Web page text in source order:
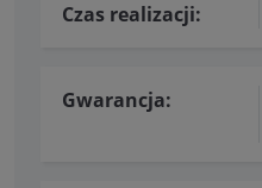
Czas realizacji:
Gwarancja: